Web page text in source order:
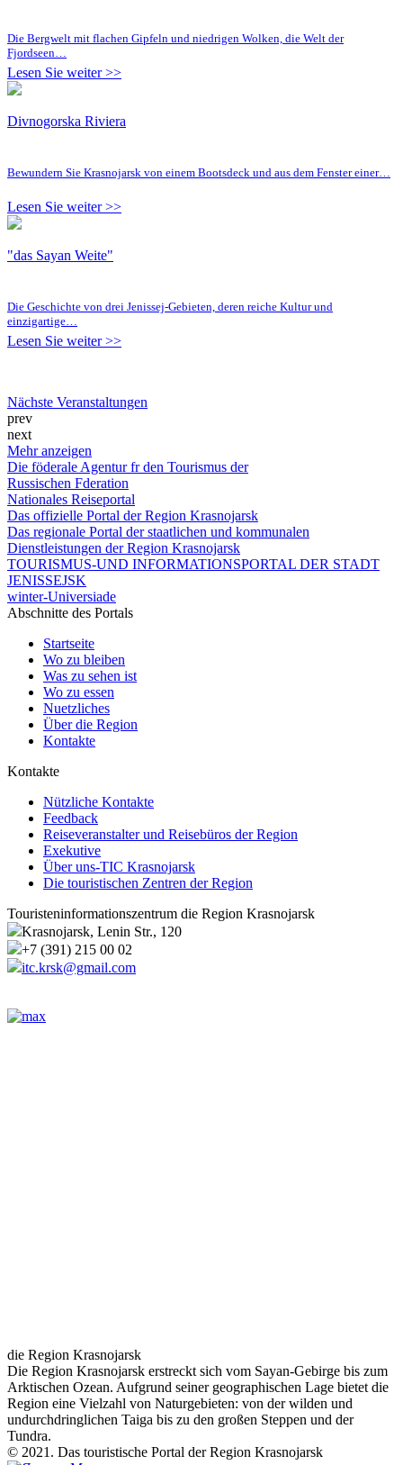
Die Bergwelt mit flachen Gipfeln und niedrigen Wolken, die Welt der
Fjordseen…
Lesen Sie weiter >>
Divnogorska Riviera
Bewundern Sie Krasnojarsk von einem Bootsdeck und aus dem Fenster einer…
Lesen Sie weiter >>
"das Sayan Weite"
Die Geschichte von drei Jenissej-Gebieten, deren reiche Kultur und
einzigartige…
Lesen Sie weiter >>
Nächste Veranstaltungen
prev
next
Mehr anzeigen
Die föderale Agentur fr den Tourismus der
Russischen Fderation
Nationales Reiseportal
Das offizielle Portal der Region Krasnojarsk
Das regionale Portal der staatlichen und kommunalen
Dienstleistungen der Region Krasnojarsk
TOURISMUS-UND INFORMATIONSPORTAL DER STADT
JENISSEJSK
winter-Universiade
Abschnitte des Portals
Startseite
Wo zu bleiben
Was zu sehen ist
Wo zu essen
Nuetzliches
Über die Region
Kontakte
Kontakte
Nützliche Kontakte
Feedback
Reiseveranstalter und Reisebüros der Region
Exekutive
Über uns-TIC Krasnojarsk
Die touristischen Zentren der Region
Touristeninformationszentrum die Region Krasnojarsk
Krasnojarsk, Lenin Str., 120
+7 (391) 215 00 02
itc.krsk@gmail.com
die Region Krasnojarsk
Die Region Krasnojarsk erstreckt sich vom Sayan-Gebirge bis zum
Arktischen Ozean. Aufgrund seiner geographischen Lage bietet die
Region eine Vielzahl von Naturgebieten: von der wilden und
undurchdringlichen Taiga bis zu den großen Steppen und der
Tundra.
© 2021. Das touristische Portal der Region Krasnojarsk